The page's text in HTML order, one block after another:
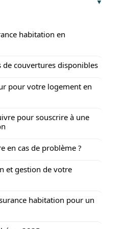
habitation en
de couvertures disponibles
pour votre logement en
pour souscrire à une
en cas de problème ?
et gestion de votre
habitation pour un